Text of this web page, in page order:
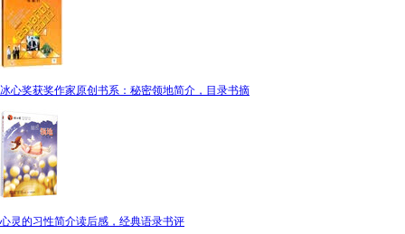
冰心奖获奖作家原创书系：秘密领地简介，目录书摘
心灵的习性简介读后感，经典语录书评